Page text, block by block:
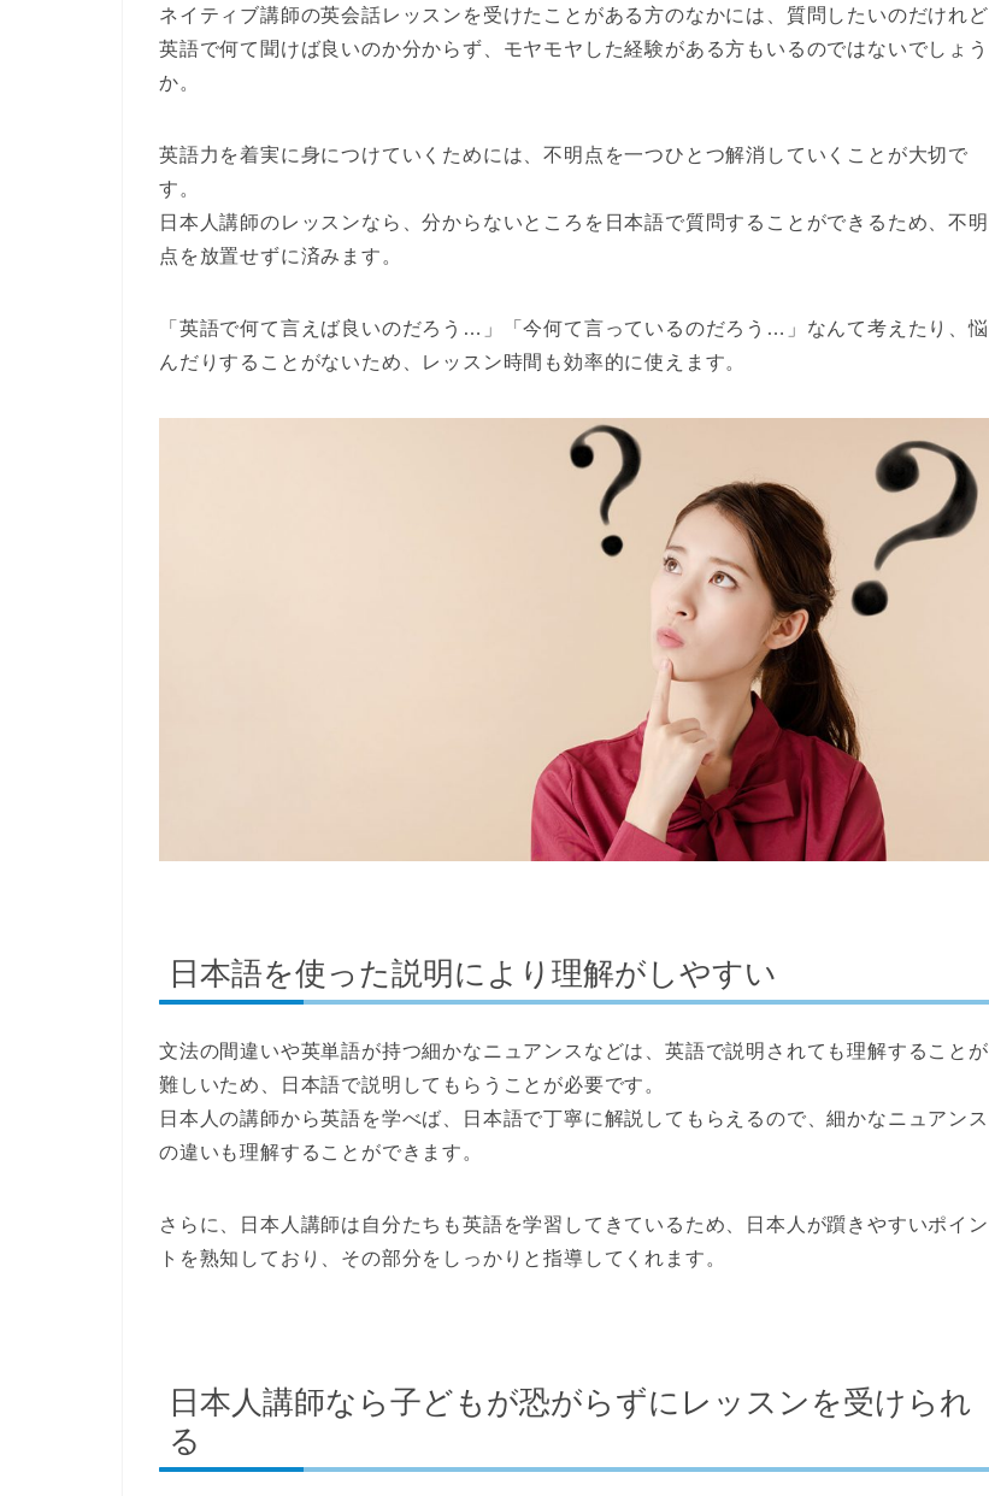
ネイティブ講師の英会話レッスンを受けたことがある方のなかには、質問したいのだけれど
英語で何て聞けば良いのか分からず、モヤモヤした経験がある方もいるのではないでしょう
か。
英語力を着実に身につけていくためには、不明点を一つひとつ解消していくことが大切で
す。
日本人講師のレッスンなら、分からないところを日本語で質問することができる ため、不明
点を放置せずに済みます。
「英語で何て言えば良いのだろう…」「今何て言っているのだろう…」なんて考えたり、悩
んだりすることがないため、レッスン時間も効率的に使えます。
日本語を使った説明により理解がしやすい
文法の間違いや英単語が持つ細かなニュアンスなどは、英語で説明されても理解することが
難しいため、日本語で説明してもらうことが必要です。
日本人の講師から英語を学べば、
日本語で丁寧に解説してもらえるので、細かなニュアンス
の違いも理解することができます。
さらに、日本人講師は自分たちも英語を学習してきているため、
日本人が躓きやすいポイン
トを熟知 しており、その部分をしっかりと指導してくれます。
日本人講師なら子どもが恐がらずにレッスンを受けられ
る